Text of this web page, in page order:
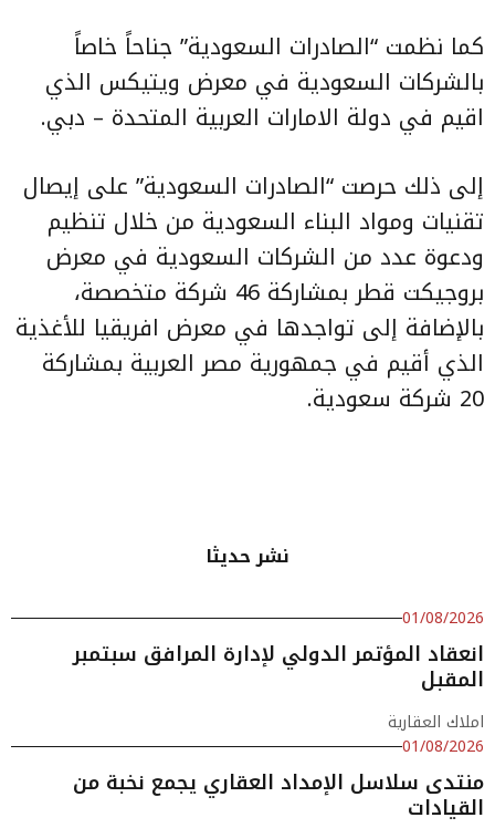
كما نظمت “الصادرات السعودية” جناحاً خاصاً
بالشركات السعودية في معرض ويتيكس الذي
اقيم في دولة الامارات العربية المتحدة – دبي.
إلى ذلك حرصت “الصادرات السعودية” على إيصال
تقنيات ومواد البناء السعودية من خلال تنظيم
ودعوة عدد من الشركات السعودية في معرض
بروجيكت قطر بمشاركة 46 شركة متخصصة،
بالإضافة إلى تواجدها في معرض افريقيا للأغذية
الذي أقيم في جمهورية مصر العربية بمشاركة
20 شركة سعودية.
نشر حديثا
01/08/2026
انعقاد المؤتمر الدولي لإدارة المرافق سبتمبر
المقبل
املاك العقارية
01/08/2026
منتدى سلاسل الإمداد العقاري يجمع نخبة من
القيادات